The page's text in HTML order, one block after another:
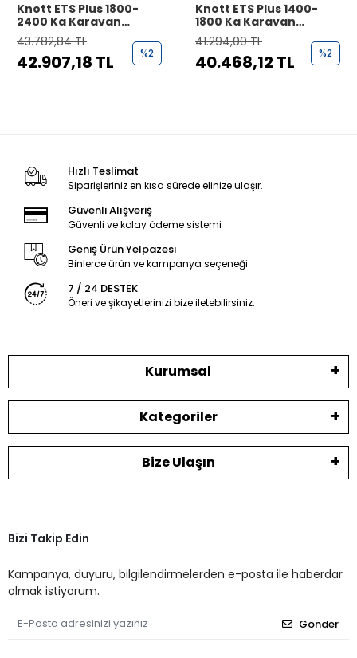
Knott ETS Plus 1800-
2400 Kg Karavan
Savrulma Önleyici
Sistem
43.782,84 TL
42.907,18 TL %2
Knott ETS Plus 1400-
1800 Kg Karavan
Savrulma Önleyici
Sistem
41.294,00 TL
40.468,12 TL %2
Hızlı Teslimat
Siparişleriniz en kısa sürede elinize ulaşır.
Güvenli Alışveriş
Güvenli ve kolay ödeme sistemi
Geniş Ürün Yelpazesi
Binlerce ürün ve kampanya seçeneği
7 / 24 DESTEK
Öneri ve şikayetlerinizi bize iletebilirsiniz.
Kurumsal
Kategoriler
Bize Ulaşın
Bizi Takip Edin
Kampanya, duyuru, bilgilendirmelerden e-posta ile haberdar
olmak istiyorum.
Gönder